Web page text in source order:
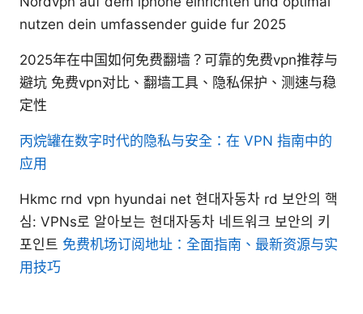
nutzen dein umfassender guide fur 2025
2025年在中国如何免费翻墙？可靠的免费vpn推荐与
避坑 免费vpn对比、翻墙工具、隐私保护、测速与稳
定性
丙烷罐在数字时代的隐私与安全：在 VPN 指南中的
应用
Hkmc rnd vpn hyundai net 현대자동차 rd 보안의 핵
심: VPNs로 알아보는 현대자동차 네트워크 보안의 키
포인트 免费机场订阅地址：全面指南、最新资源与实
用技巧